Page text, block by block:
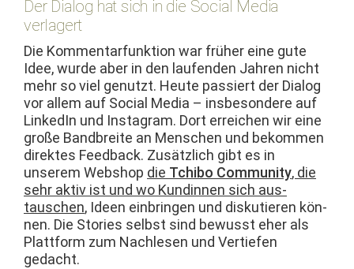
Der Dialog hat sich in die Social Media
verlagert
Die Kom­men­tar­funk­tion war früher eine gute
Idee, wurde aber in den laufend­en Jahren nicht
mehr so viel genutzt. Heute passiert der Dia­log
vor allem auf Social Media – ins­beson­dere auf
LinkedIn und Insta­gram. Dort erre­ichen wir eine
große Band­bre­ite an Men­schen und bekom­men
direk­tes Feed­back. Zusät­zlich gibt es in
unserem Web­shop die Tchi­bo Com­mu­ni­ty, die
sehr aktiv ist und wo Kundin­nen sich aus­
tauschen, Ideen ein­brin­gen und disku­tieren kön­
nen. Die Sto­ries selb­st sind bewusst eher als
Plat­tform zum Nach­le­sen und Ver­tiefen
gedacht.